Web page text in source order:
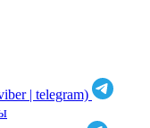
| telegram)